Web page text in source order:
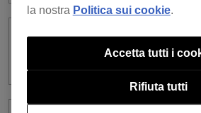
la nostra Politica sui cookie.
Rifiuta tutti
Accetta tutti i